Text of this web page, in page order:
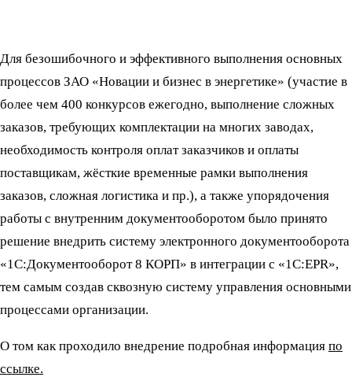
Для безошибочного и эффективного выполнения основных
процессов ЗАО «Новации и бизнес в энергетике» (участие в
более чем 400 конкурсов ежегодно, выполнение сложных
заказов, требующих комплектации на многих заводах,
необходимость контроля оплат заказчиков и оплаты
поставщикам, жёсткие временные рамки выполнения
заказов, сложная логистика и пр.), а также упорядочения
работы с внутренним документооборотом было принято
решение внедрить систему электронного документооборота
«1С:Документооборот 8 КОРП» в интеграции с «1С:EPR»,
тем самым создав сквозную систему управления основными
процессами организации.
О том как проходило внедрение подробная информация по
ссылке.